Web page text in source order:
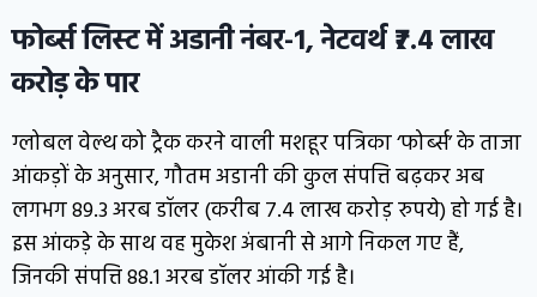
फोर्ब्स लिस्ट में अडानी नंबर-1, नेटवर्थ ₹7.4 लाख
करोड़ के पार
ग्लोबल वेल्थ को ट्रैक करने वाली मशहूर पत्रिका ‘फोर्ब्स’ के ताजा
आंकड़ों के अनुसार, गौतम अडानी की कुल संपत्ति बढ़कर अब
लगभग 89.3 अरब डॉलर (करीब 7.4 लाख करोड़ रुपये) हो गई है।
इस आंकड़े के साथ वह मुकेश अंबानी से आगे निकल गए हैं,
जिनकी संपत्ति 88.1 अरब डॉलर आंकी गई है।